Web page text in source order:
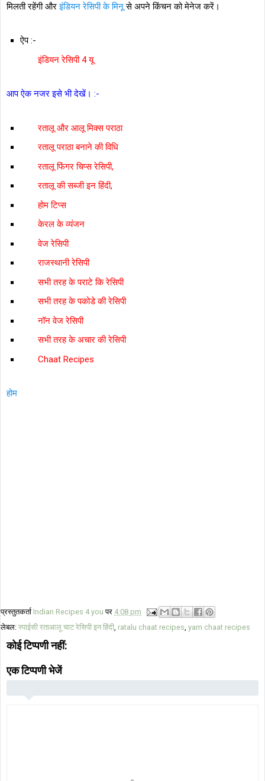
मिलती रहेंगी औरइंडियन रेसिपी के मिनूसे अपने किंचन को मेनेज करें।
ऐप :-
इंडियन रेसिपी 4 यू
आप ऐक नजर इसे भी देखें। :-
रतालू और आलू मिक्स पराठा
रतालू पराठा बनाने की विधि
रतालू फिंगर चिप्स रेसिपी,
रतालू की सब्जी इन हिंदी,
होम टिप्‍स
केरल के व्यंजन
वेज रेसिपी
राजस्‍थानी रेसिपी
सभी तरह के पराटे कि रेसिपी
सभी तरह के पकोडे की रेसिपी
नॉन वेज रेसिपी
सभी तरह के अचार की रेसिपी
Chaat Recipes
होम
प्रस्तुतकर्ता Indian Recipes 4 you पर 4:08 pm
लेबल: स्पाईसी रताआलू चाट रेसिपी इन हिंदी, ratalu chaat recipes, yam chaat recipes
कोई टिप्पणी नहीं:
एक टिप्पणी भेजें